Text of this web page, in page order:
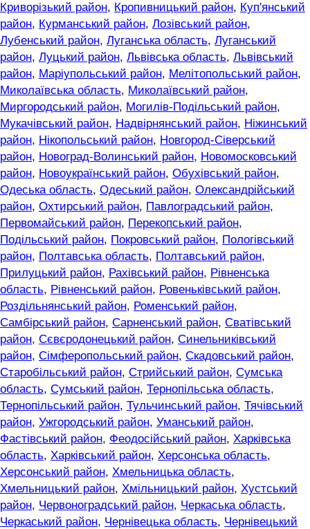
Криворізький район, Кропивницький район, Куп'янський
район, Курманський район, Лозівський район,
Лубенський район, Луганська область, Луганський
район, Луцький район, Львівська область, Львівський
район, Маріупольський район, Мелітопольський район,
Миколаївська область, Миколаївський район,
Миргородський район, Могилів-Подільський район,
Мукачівський район, Надвірнянський район, Ніжинський
район, Нікопольський район, Новгород-Сіверський
район, Новоград-Волинський район, Новомосковський
район, Новоукраїнський район, Обухівський район,
Одеська область, Одеський район, Олександрійський
район, Охтирський район, Павлоградський район,
Первомайський район, Перекопський район,
Подільський район, Покровський район, Пологівський
район, Полтавська область, Полтавський район,
Прилуцький район, Рахівський район, Рівненська
область, Рівненський район, Ровеньківський район,
Роздільнянський район, Роменський район,
Самбірський район, Сарненський район, Сватівський
район, Сєвєродонецький район, Синельниківський
район, Сімферопольський район, Скадовський район,
Старобільський район, Стрийський район, Сумська
область, Сумський район, Тернопільська область,
Тернопільський район, Тульчинський район, Тячівський
район, Ужгородський район, Уманський район,
Фастівський район, Феодосійський район, Харківська
область, Харківський район, Херсонська область,
Херсонський район, Хмельницька область,
Хмельницький район, Хмільницький район, Хустський
район, Червоноградський район, Черкаська область,
Черкаський район, Чернівецька область, Чернівецький